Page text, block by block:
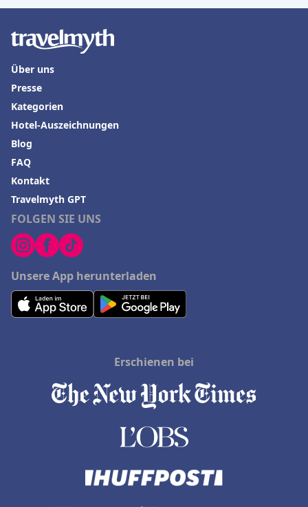
FOLGEN SIE UNS
Unsere App herunterladen
Über uns
Presse
Kategorien
Hotel-Auszeichnungen
Blog
FAQ
Kontakt
Travelmyth GPT
Erschienen bei